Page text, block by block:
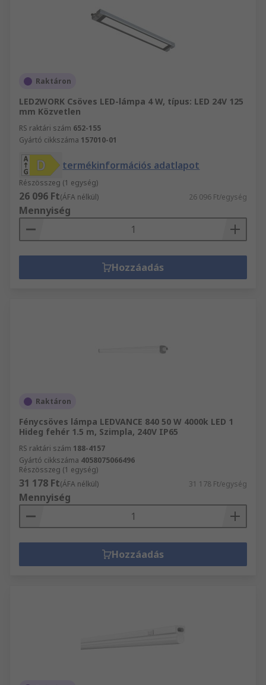
Raktáron
LED2WORK Csöves LED-lámpa 4 W, típus: LED 24V 125
mm Közvetlen
RS raktári szám 652-155
Gyártó cikkszáma 157010-01
termékinformációs adatlapot
Részösszeg (1 egység)
26 096 Ft(ÁFA nélkül) 26 096 Ft/egység
Mennyiség
Hozzáadás
Raktáron
Fénycsöves lámpa LEDVANCE 840 50 W 4000k LED 1
Hideg fehér 1.5 m, Szimpla, 240V IP65
RS raktári szám 188-4157
Gyártó cikkszáma 4058075066496
Részösszeg (1 egység)
31 178 Ft(ÁFA nélkül) 31 178 Ft/egység
Mennyiség
Hozzáadás